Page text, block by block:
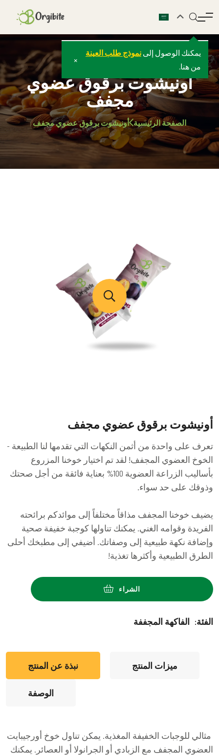
يمكنك الوصول إلى نموذج طلب العينة
من هنا.
×
أونيشوت برقوق عضوي
مجفف
أونيشوت برقوق عضوي مجفف الصفحة الرئيسية
أونيشوت برقوق عضوي مجفف
تعرف على واحدة من أثمن النكهات التي تقدمها لنا الطبيعة -
الخوخ العضوي المجفف! لقد تم اختيار خوخنا المزروع
بأساليب الزراعة العضوية 100% بعناية فائقة من أجل صحتك
وذوقك على حد سواء.
يضيف خوخنا المجفف مذاقاً مختلفاً إلى موائدكم برائحته
الفريدة وقوامه الغني. يمكنك تناولها كوجبة خفيفة صحية
وإضافة نكهة طبيعية إلى وصفاتك. أضيفي إلى مطبخك أحلى
الطرق الطبيعية وأكثرها تغذية!
الشراء
الفاكهة المجففة :الفئة
نبذة عن المنتج ميزات المنتج
الوصفة
مثالي للوجبات الخفيفة المغذية. يمكن تناول خوخ أورجيبايت
العضوي المجفف مع الزبادي أو الجرانولا أو العصائر. يمكنك